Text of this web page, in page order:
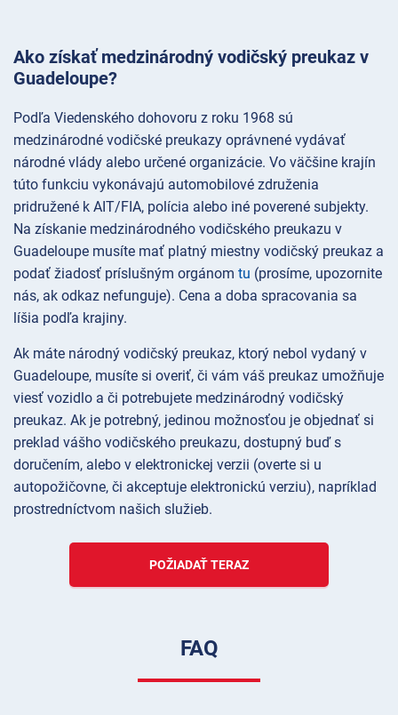
Ako získať medzinárodný vodičský preukaz v
Guadeloupe?
Podľa Viedenského dohovoru z roku 1968 sú
medzinárodné vodičské preukazy oprávnené vydávať
národné vlády alebo určené organizácie. Vo väčšine krajín
túto funkciu vykonávajú automobilové združenia
pridružené k AIT/FIA, polícia alebo iné poverené subjekty.
Na získanie medzinárodného vodičského preukazu v
Guadeloupe musíte mať platný miestny vodičský preukaz a
podať žiadosť príslušným orgánom tu (prosíme, upozornite
nás, ak odkaz nefunguje). Cena a doba spracovania sa
líšia podľa krajiny.
Ak máte národný vodičský preukaz, ktorý nebol vydaný v
Guadeloupe, musíte si overiť, či vám váš preukaz umožňuje
viesť vozidlo a či potrebujete medzinárodný vodičský
preukaz. Ak je potrebný, jedinou možnosťou je objednať si
preklad vášho vodičského preukazu, dostupný buď s
doručením, alebo v elektronickej verzii (overte si u
autopožičovne, či akceptuje elektronickú verziu), napríklad
prostredníctvom našich služieb.
POŽIADAŤ TERAZ
FAQ